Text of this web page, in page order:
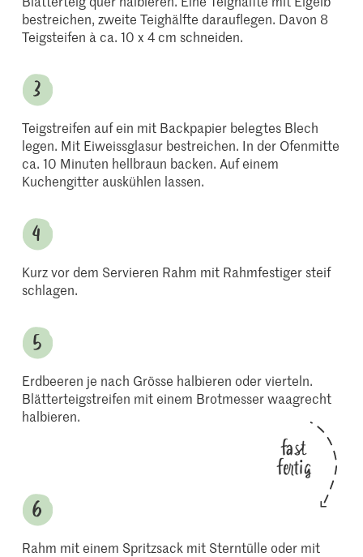
bestreichen, zweite Teighälfte darauflegen. Davon 8
Teigsteifen à ca. 10 x 4 cm schneiden.
Teigstreifen auf ein mit Backpapier belegtes Blech
legen. Mit Eiweissglasur bestreichen. In der Ofenmitte
ca. 10 Minuten hellbraun backen. Auf einem
Kuchengitter auskühlen lassen.
Kurz vor dem Servieren Rahm mit Rahmfestiger steif
schlagen.
Erdbeeren je nach Grösse halbieren oder vierteln.
Blätterteigstreifen mit einem Brotmesser waagrecht
halbieren.
fast
fertig
Rahm mit einem Spritzsack mit Sterntülle oder mit